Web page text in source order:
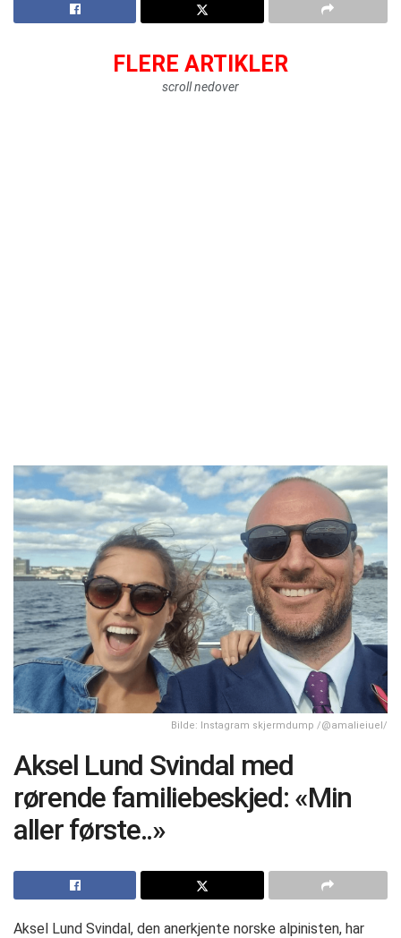
FLERE ARTIKLER
scroll nedover
Bilde: Instagram skjermdump /@amalieiuel/
Aksel Lund Svindal med
rørende familiebeskjed: «Min
aller første..»
Aksel Lund Svindal, den anerkjente norske alpinisten, har